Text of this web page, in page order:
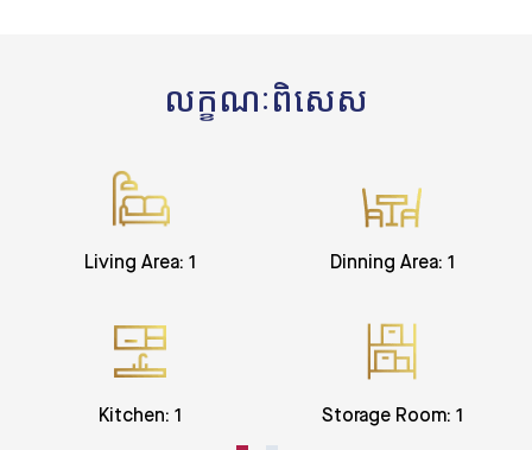
លក្ខណៈពិសេស
Living Area: 1 Dinning Area: 1
Kitchen: 1 Storage Room: 1